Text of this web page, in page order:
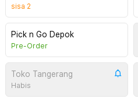
sisa 2
Pick n Go Depok
Pre-Order
Toko Tangerang
Habis